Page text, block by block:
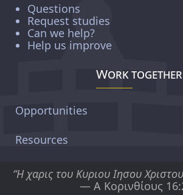
Questions
Request studies
Can we help?
Help us improve
Work together
Opportunities
Resources
“Η χαρις του Κυριου Ιησου
— Α Κορινθίους